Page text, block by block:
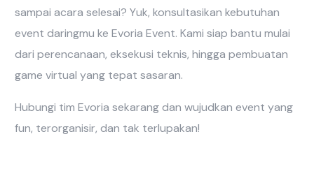
sampai acara selesai? Yuk, konsultasikan kebutuhan
event daringmu ke Evoria Event. Kami siap bantu mulai
dari perencanaan, eksekusi teknis, hingga pembuatan
game virtual yang tepat sasaran.
Hubungi tim Evoria sekarang dan wujudkan event yang
fun, terorganisir, dan tak terlupakan!